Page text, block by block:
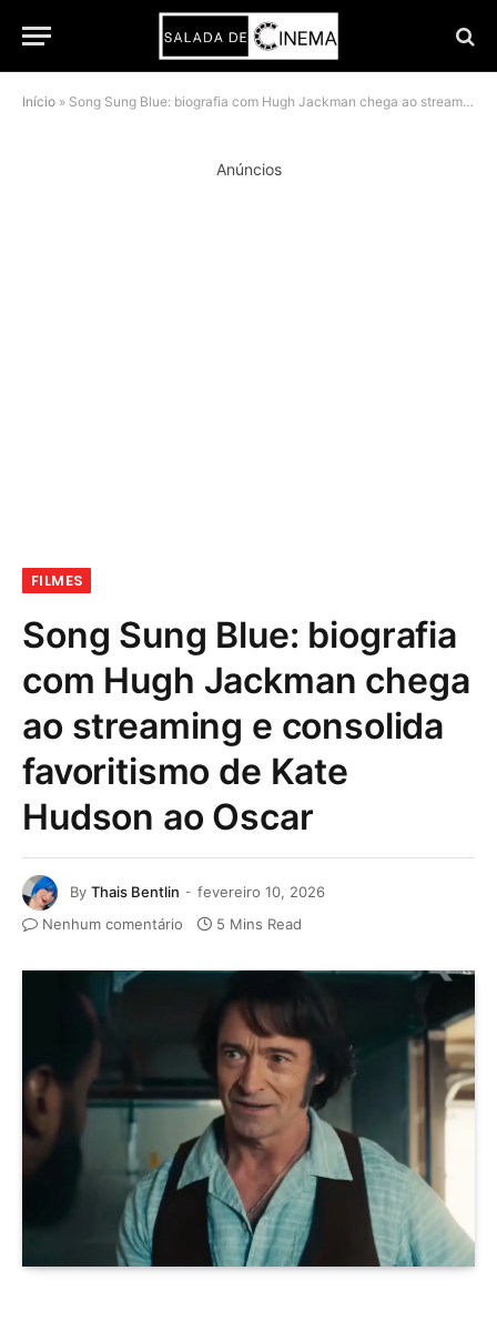
Início » Song Sung Blue: biografia com Hugh Jackman chega ao streaming e consolida favoritismo de Kate Hudson ao Oscar
Anúncios
FILMES
Song Sung Blue: biografia
com Hugh Jackman chega
ao streaming e consolida
favoritismo de Kate
Hudson ao Oscar
By Thais Bentlin
fevereiro 10, 2026
Nenhum comentário
5 Mins Read